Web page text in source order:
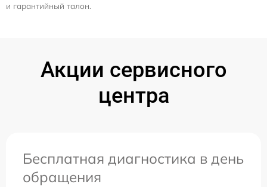
и гарантийный талон.
Акции сервисного
центра
Бесплатная диагностика в день
обращения